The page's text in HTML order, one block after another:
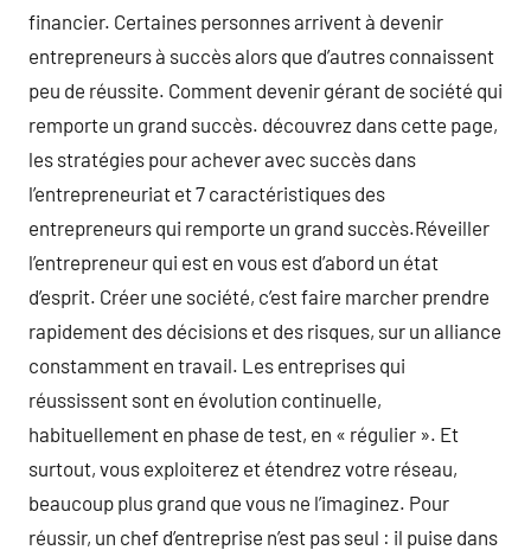
financier. Certaines personnes arrivent à devenir
entrepreneurs à succès alors que d’autres connaissent
peu de réussite. Comment devenir gérant de société qui
remporte un grand succès. découvrez dans cette page,
les stratégies pour achever avec succès dans
l’entrepreneuriat et 7 caractéristiques des
entrepreneurs qui remporte un grand succès.Réveiller
l’entrepreneur qui est en vous est d’abord un état
d’esprit. Créer une société, c’est faire marcher prendre
rapidement des décisions et des risques, sur un alliance
constamment en travail. Les entreprises qui
réussissent sont en évolution continuelle,
habituellement en phase de test, en « régulier ». Et
surtout, vous exploiterez et étendrez votre réseau,
beaucoup plus grand que vous ne l’imaginez. Pour
réussir, un chef d’entreprise n’est pas seul : il puise dans